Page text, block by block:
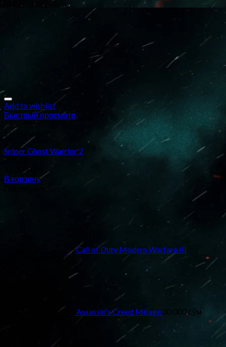
Add to wishlist
Быстрый просмотр
1st Person
Sniper Ghost Warrior 2
15.000сўм
В корзину
Call of Duty Modern Warfare III
Assassin's Creed Mirage 30.000 сўм